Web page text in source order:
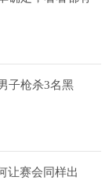
子枪杀3名黑
让赛会同样出